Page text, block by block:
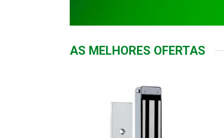
AS MELHORES OFERTAS